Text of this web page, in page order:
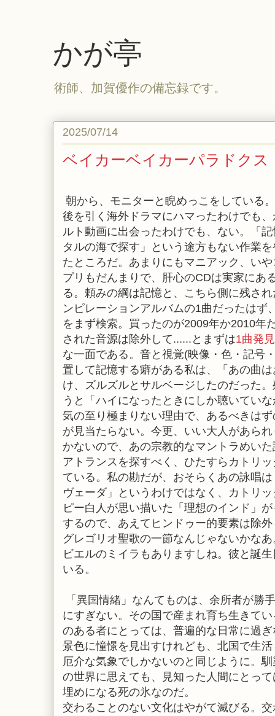
かが亭
術師、加賀優作の備忘録です。
2025/07/14
ベイカーベイカーパラドクス
朝から、モニターと睨めっこをしている。
後を引く海外ドラマにハマったわけでも
ルト動画に出会ったわけでも、ない。「
タルの海で探す」という途方もない作業
たところだ。あまりにもマニアック、い
プリもだんまりで、肝心のCDは実家にあ
る。頼みの綱は記憶と、こちら側に残さ
ンピレーションアルバムの1曲だったはず
をまず検索。買ったのが2009年か2010年
された音源は除外して......とまずは1曲発見
な一面である。音と視覚(映像・色・記号
置して記憶する癖がある私は、「あの曲
け、ズルズルとサルベージしたのだった
うと「ハイになったときにしか聴いてい
気の至り極まりない理由で、あるべきは
が見当たらない。今更、いい大人があら
かないので、あの宗教的なマントラめい
アトランスを探すべく、ひたすらカトリ
ている。私の勘だが、おそらくあの詠唱
ヴェーダ」というわけではなく、カトリ
ピー白人が思い描いた「理想のインド」
するので、あえてヒンドゥー的要素は除
グレゴリオ聖歌の一節なんじゃないかな
ビエルのミイラもありますしね。彼と誕
いる。
「異国情緒」なんてものは、余所者が勝
にすぎない。その国で産まれ育ち生きて
のある者にとっては、普遍的な日常に過
景色に憧憬を見出すけれども、北国で生
厄介な気象でしかないのと同じように。
の世界に思えても、見知った人間にとっ
埋めになる死の氷なのだ。
交わることのない文化はやがて滅びる。